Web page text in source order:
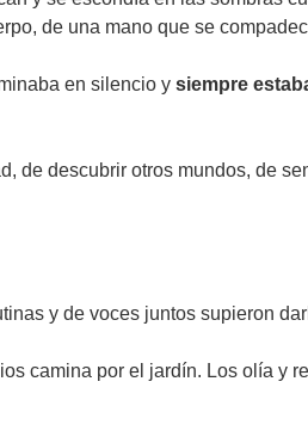
de una mano que se
en silencio y siempre
de descubrir otros mundos, de
y de voces juntos supieron
camina por el jardín. Los olía y